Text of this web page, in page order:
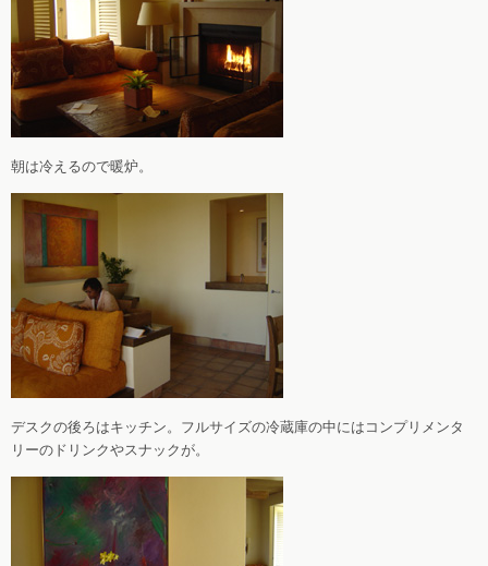
朝は冷えるので暖炉。
デスクの後ろはキッチン。フルサイズの冷蔵庫の中にはコンプリメンタ
リーのドリンクやスナックが。